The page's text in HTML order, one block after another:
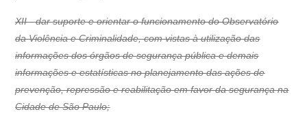
XII - dar suporte e orientar o funcionamento do Observatório
da Violência e Criminalidade, com vistas à utilização das
informações dos órgãos de segurança pública e demais
informações e estatísticas no planejamento das ações de
prevenção, repressão e reabilitação em favor da segurança na
Cidade de São Paulo;